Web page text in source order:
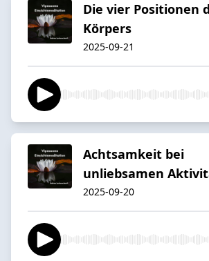
Die vier Positionen
Körpers
2025-09-21
Achtsamkeit bei
unliebsamen
2025-09-20